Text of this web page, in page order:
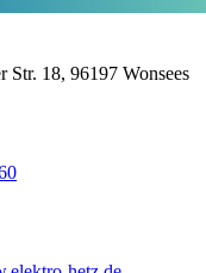
Str. 18, 96197 Wonsees